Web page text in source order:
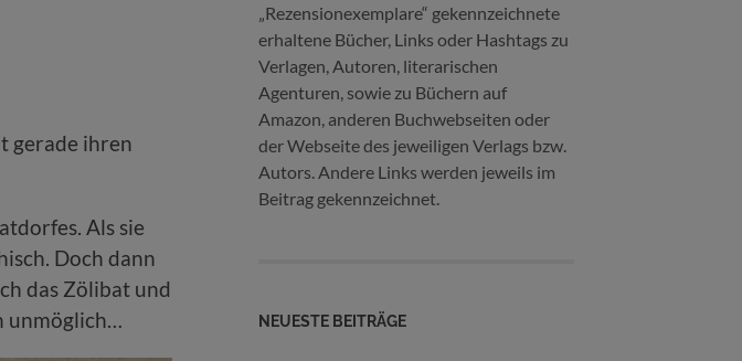
gerade ihren
Als sie
Doch dann
das Zölibat und
unmöglich…
„Rezensionexemplare“ gekennzeichnete
erhaltene Bücher, Links oder Hashtags zu
Verlagen, Autoren, literarischen
Agenturen, sowie zu Büchern auf
Amazon, anderen Buchwebseiten oder
der Webseite des jeweiligen Verlags bzw.
Autors. Andere Links werden jeweils im
Beitrag gekennzeichnet.
NEUESTE BEITRÄGE